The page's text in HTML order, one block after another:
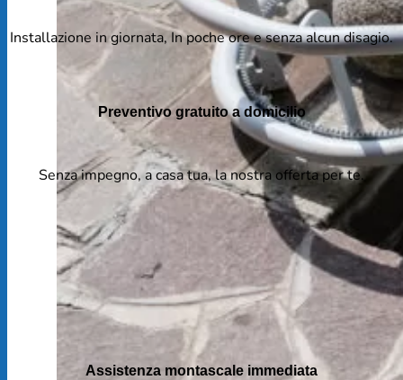
Installazione in giornata, In poche ore e senza alcun disagio.
Preventivo gratuito a domicilio
Senza impegno, a casa tua, la nostra offerta per te.
Assistenza montascale immediata